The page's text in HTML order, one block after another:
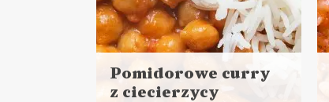
Pomidorowe curry
z ciecierzycy